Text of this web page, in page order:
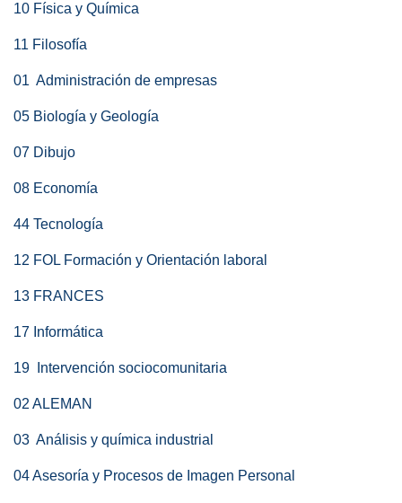
10 Física y Química
11 Filosofía
01 Administración de empresas
05 Biología y Geología
07 Dibujo
08 Economía
44 Tecnología
12 FOL Formación y Orientación laboral
13 FRANCES
17 Informática
19 Intervención sociocomunitaria
02 ALEMAN
03 Análisis y química industrial
04 Asesoría y Procesos de Imagen Personal